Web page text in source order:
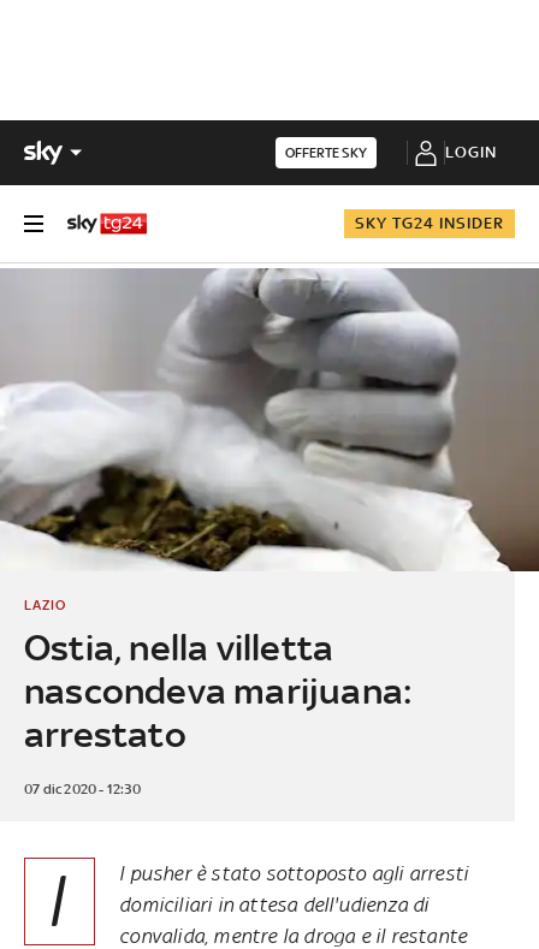
OFFERTE SKY LOGIN
SKY TG24 INSIDER
Ostia, nella villetta
nascondeva marijuana:
arrestato
LAZIO
07 dic 2020 - 12:30
I
l pusher è stato sottoposto agli arresti
domiciliari in attesa dell'udienza di
convalida, mentre la droga e il restante